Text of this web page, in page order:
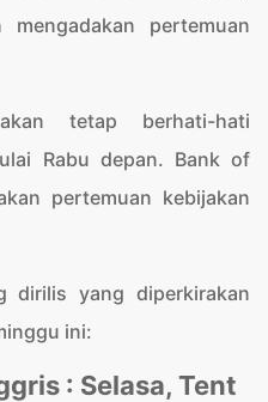
pertemuan
tetap berhati-hati
Rabu depan. Bank of
pertemuan kebijakan
dirilis yang diperkirakan
ini:
: Selasa, Tent